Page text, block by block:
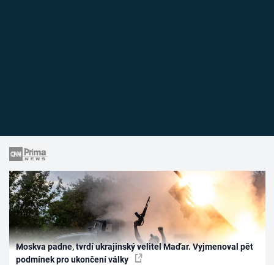
Moskva padne, tvrdí ukrajinský velitel Maďar. Vyjmenoval pět
podmínek pro ukončení války